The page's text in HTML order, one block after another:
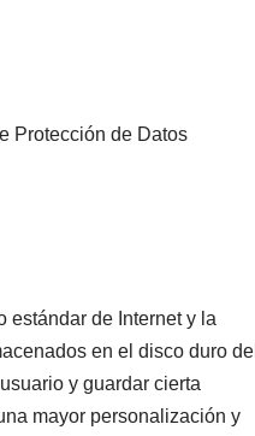
Protección de Datos
estándar de Internet y la
en el disco duro del
y guardar cierta
mayor personalización y